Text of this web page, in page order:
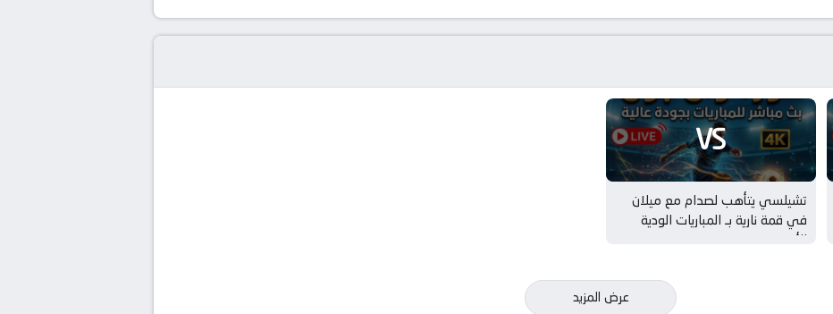
VS
تشيلسي يتأهب لصدام مع ميلان
في قمة نارية بـ المباريات الودية
للأندية
عرض المزيد